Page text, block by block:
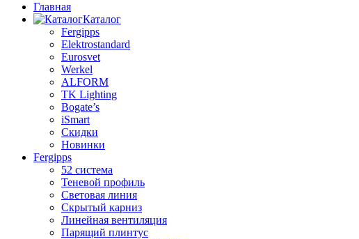
Главная
Каталог
Fergipps
Elektrostandard
Eurosvet
Werkel
ALFORM
TK Lighting
Bogate’s
iSmart
Скидки
Новинки
Fergipps
52 система
Теневой профиль
Световая линия
Скрытый карниз
Линейная вентиляция
Парящий плинтус